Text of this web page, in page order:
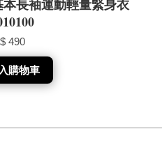
長袖運動輕量緊身衣
490
購物車